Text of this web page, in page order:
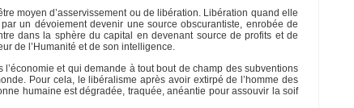
moyen d’asservissement ou de libération. Libération quand elle
un dévoiement devenir une source obscurantiste, enrobée de
dans la sphère du capital en devenant source de profits et de
de l’Humanité et de son intelligence.
et qui demande à tout bout de champ des subventions
Pour cela, le libéralisme après avoir extirpé de l’homme des
humaine est dégradée, traquée, anéantie pour assouvir la soif